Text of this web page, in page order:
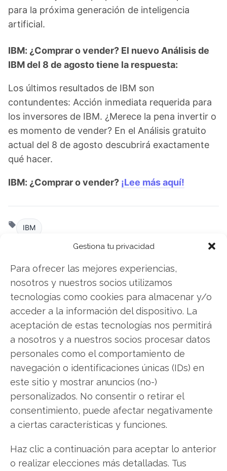
Gestiona tu privacidad
Para ofrecer las mejores experiencias,
nosotros y nuestros socios utilizamos
tecnologías como cookies para almacenar y/o
acceder a la información del dispositivo. La
aceptación de estas tecnologías nos permitirá
a nosotros y a nuestros socios procesar datos
personales como el comportamiento de
navegación o identificaciones únicas (IDs) en
este sitio y mostrar anuncios (no-)
personalizados. No consentir o retirar el
consentimiento, puede afectar negativamente
a ciertas características y funciones.
Haz clic a continuación para aceptar lo anterior
o realizar elecciones más detalladas. Tus
para la próxima generación de inteligencia
artificial.
IBM: ¿Comprar o vender? El nuevo Análisis de
IBM del 8 de agosto tiene la respuesta:
Los últimos resultados de IBM son
contundentes: Acción inmediata requerida para
los inversores de IBM. ¿Merece la pena invertir o
es momento de vender? En el Análisis gratuito
actual del 8 de agosto descubrirá exactamente
qué hacer.
IBM: ¿Comprar o vender? ¡Lee más aquí!
IBM
Compartir este artículo
Twitter
Facebook
Copiar enlace
SOBRE EL AUTOR